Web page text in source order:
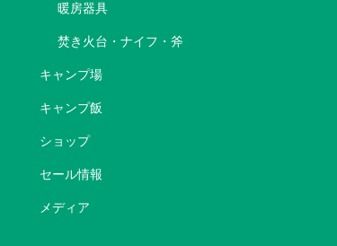
暖房器具
焚き火台・ナイフ・斧
キャンプ場
キャンプ飯
ショップ
セール情報
メディア